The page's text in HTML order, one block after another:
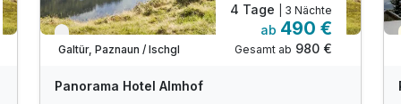
Nur noch bis August
Galtür, Paznaun / Ischgl
4 Tage | 3 Nächte
ab 490 €
Gesamt ab 980 €
Panorama Hotel Almhof